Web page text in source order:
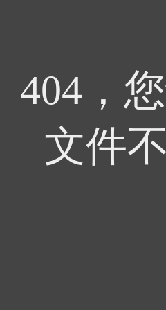
404，
文件